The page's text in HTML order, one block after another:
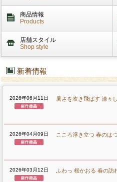
商品情報
Products
店舗スタイル
Shop style
新着情報
2026年06月11日 暑さを吹き飛ばす 清々
2026年04月09日 こころ浮き立つ 春のは
2026年03月12日 ふわっ 桜かおる 春の訪
商品づくり
スタッフの心得
パンと合うおすすめ料理!!
キャンペーン
モンタボー公式ショップ
会社情報
採用情報